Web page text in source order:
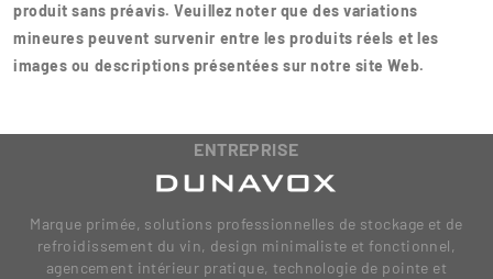
produit sans préavis. Veuillez noter que des variations
mineures peuvent survenir entre les produits réels et les
images ou descriptions présentées sur notre site Web.
ENTREPRISE
Marque primée, solutions professionnelles de stockage et de
refroidissement du vin, design minimaliste et fonctionnel,
agencement intérieur pratique, technologie de pointe et